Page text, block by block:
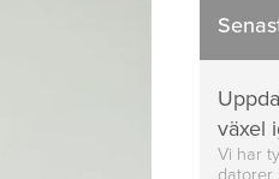
växel
Vi har
datorer